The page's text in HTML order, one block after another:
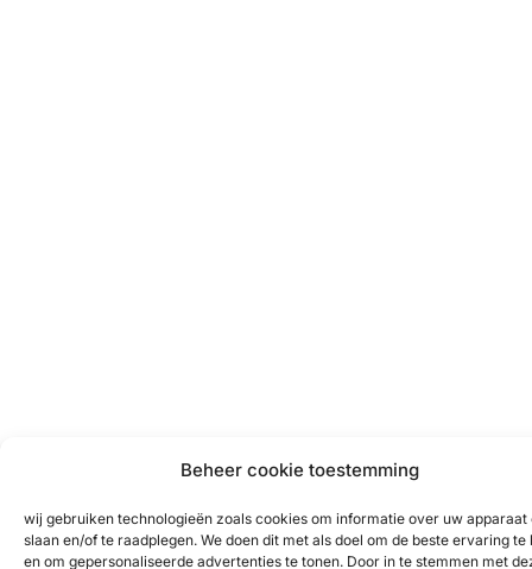
Beheer cookie toestemming
wij gebruiken technologieën zoals cookies om informatie over uw apparaat
slaan en/of te raadplegen. We doen dit met als doel om de beste ervaring te
en om gepersonaliseerde advertenties te tonen. Door in te stemmen met